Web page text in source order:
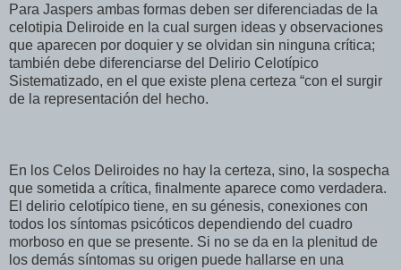
Para Jaspers ambas formas deben ser diferenciadas de la
celotipia Deliroide en la cual surgen ideas y observaciones
que aparecen por doquier y se olvidan sin ninguna crítica;
también debe diferenciarse del Delirio Celotípico
Sistematizado, en el que existe plena certeza “con el surgir
de la representación del hecho.
En los Celos Deliroides no hay la certeza, sino, la sospecha
que sometida a crítica, finalmente aparece como verdadera.
El delirio celotípico tiene, en su génesis, conexiones con
todos los síntomas psicóticos dependiendo del cuadro
morboso en que se presente. Si no se da en la plenitud de
los demás síntomas su origen puede hallarse en una